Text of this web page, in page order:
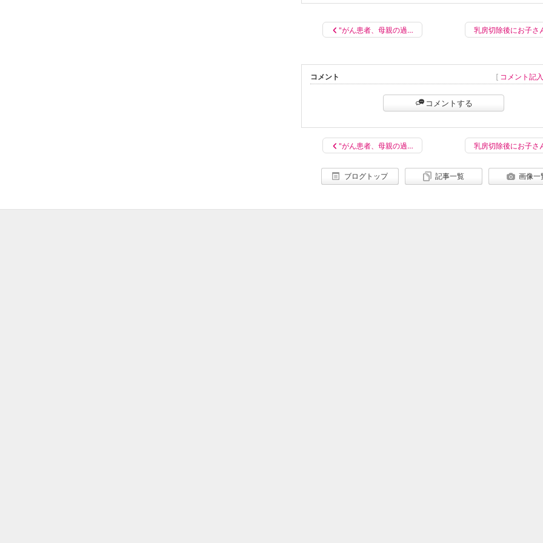
"がん患者、母親の過… 乳房切除後にお子さ
[ コメント記
コメント
コメントする
"がん患者、母親の過… 乳房切除後にお子さ
ブログトップ 記事一覧 画像一